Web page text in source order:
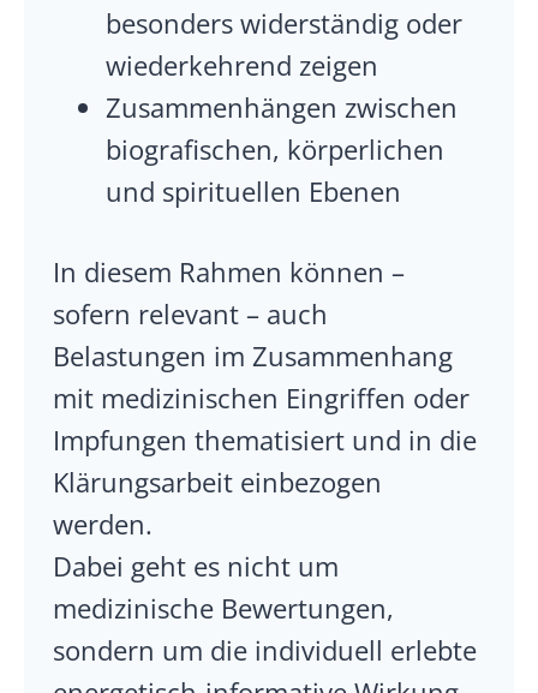
besonders widerständig oder
wiederkehrend zeigen
Zusammenhängen zwischen
biografischen, körperlichen
und spirituellen Ebenen
In diesem Rahmen können –
sofern relevant – auch
Belastungen im Zusammenhang
mit medizinischen Eingriffen oder
Impfungen thematisiert und in die
Klärungsarbeit einbezogen
werden.
Dabei geht es nicht um
medizinische Bewertungen,
sondern um die individuell erlebte